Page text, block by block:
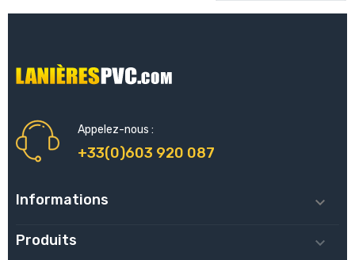
Appelez-nous :
+33(0)603 920 087
Informations 
Produits 